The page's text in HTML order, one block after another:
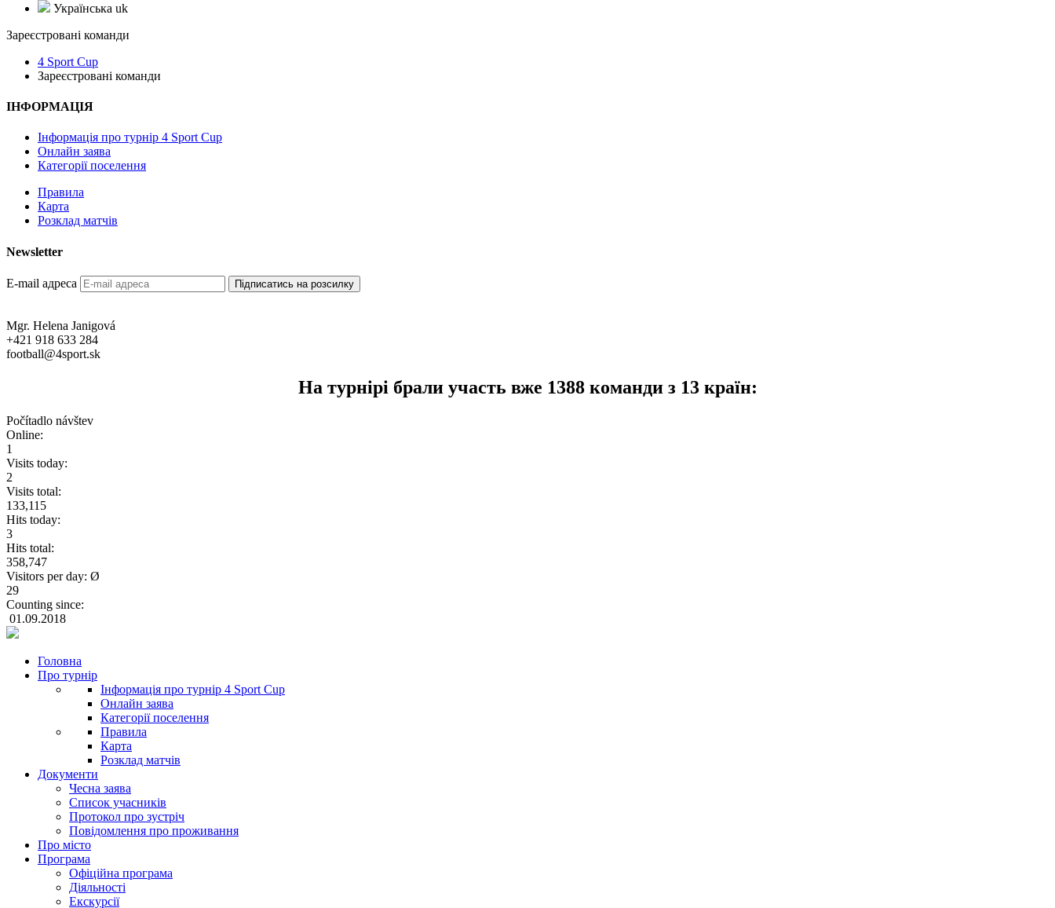
Українська uk
Зареєстровані команди
4 Sport Cup
Зареєстровані команди
ІНФОРМАЦІЯ
Інформація про турнір 4 Sport Cup
Онлайн заява
Категорії поселення
Правила
Карта
Розклад матчів
Newsletter
E-mail адреса
Mgr. Helena Janigová
+421 918 633 284
football@4sport.sk
На турнірі брали участь вже 1388 команди з 13 країн:
Počítadlo návštev
Online:
1
Visits today:
2
Visits total:
133,115
Hits today:
3
Hits total:
358,747
Visitors per day: Ø
29
Counting since:
01.09.2018
Головна
Про турнір
Інформація про турнір 4 Sport Cup
Онлайн заява
Категорії поселення
Правила
Карта
Розклад матчів
Документи
Чесна заява
Список учасників
Протокол про зустріч
Повідомлення про проживання
Про місто
Програма
Офіційна програма
Діяльності
Екскурсії